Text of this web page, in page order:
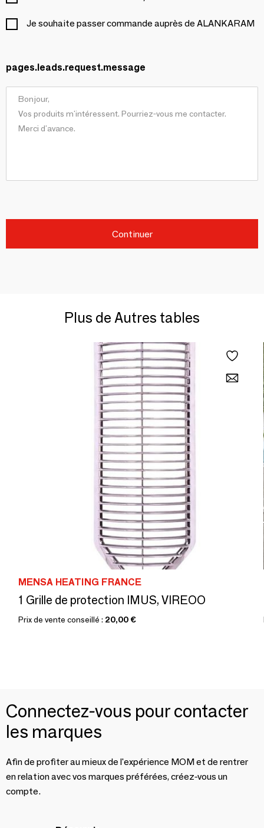
Je souhaite passer commande auprès de ALANKARAM
pages.leads.request.message
Continuer
Plus de Autres tables
MENSA HEATING FRANCE
1 Grille de protection IMUS, VIREOO
Prix de vente conseillé : 20,00 €
Connectez-vous pour contacter
les marques
Afin de profiter au mieux de l'expérience MOM et de rentrer
en relation avec vos marques préférées, créez-vous un
compte.